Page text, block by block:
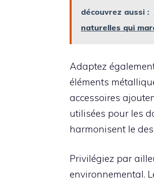
découvrez aussi :
naturelles qui
Adaptez
éléments
accessoires
utilisées pour les
harmonisent le
Privilégiez par
environnemental.